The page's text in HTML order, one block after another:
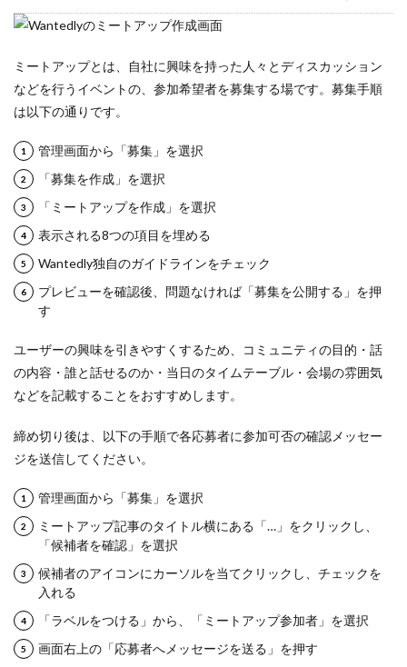
ミートアップとは、自社に興味を持った人々とディスカッション
などを行うイベントの、参加希望者を募集する場です。募集手順
は以下の通りです。
管理画面から「募集」を選択
「募集を作成」を選択
「ミートアップを作成」を選択
表示される8つの項目を埋める
Wantedly独自のガイドラインをチェック
プレビューを確認後、問題なければ「募集を公開する」を押
す
ユーザーの興味を引きやすくするため、コミュニティの目的・話
の内容・誰と話せるのか・当日のタイムテーブル・会場の雰囲気
などを記載することをおすすめします。
締め切り後は、以下の手順で各応募者に参加可否の確認メッセー
ジを送信してください。
管理画面から「募集」を選択
ミートアップ記事のタイトル横にある「…」をクリックし、
「候補者を確認」を選択
候補者のアイコンにカーソルを当てクリックし、チェックを
入れる
「ラベルをつける」から、「ミートアップ参加者」を選択
画面右上の「応募者へメッセージを送る」を押す